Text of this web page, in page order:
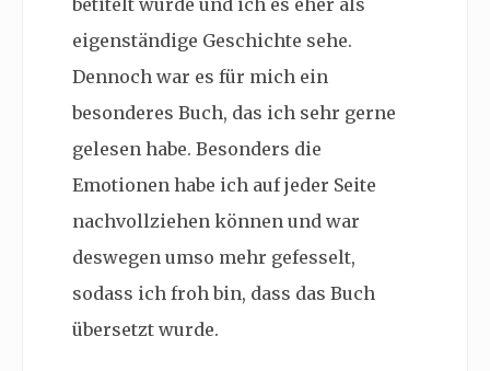
eigenständige Geschichte sehe.
Dennoch war es für mich ein
besonderes Buch, das ich sehr gerne
gelesen habe. Besonders die
Emotionen habe ich auf jeder Seite
nachvollziehen können und war
deswegen umso mehr gefesselt,
sodass ich froh bin, dass das Buch
übersetzt wurde.